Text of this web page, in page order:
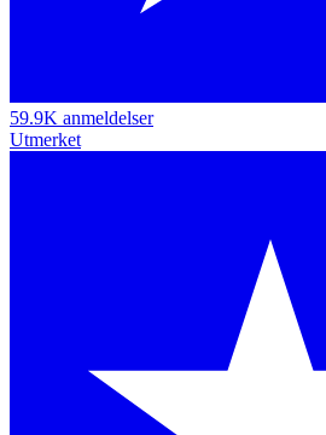
59.9K anmeldelser
Utmerket